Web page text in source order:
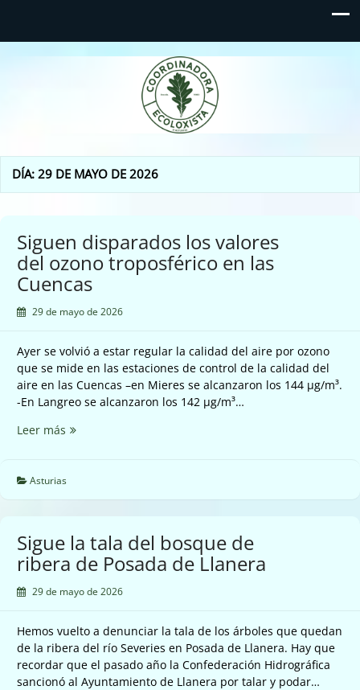
Coordinadora Ecoloxista
d'Asturies
DÍA:29 DE MAYO DE 2026
Siguen disparados los valores
del ozono troposférico en las
Cuencas
29 de mayo de 2026
Ayer se volvió a estar regular la calidad del aire por ozono
que se mide en las estaciones de control de la calidad del
aire en las Cuencas –en Mieres se alcanzaron los 144 µg/m³.
-En Langreo se alcanzaron los 142 µg/m³…
Leer más Siguen
valores
del
en
las
Asturias
Sigue la tala del bosque de
ribera de Posada de Llanera
29 de mayo de 2026
Hemos vuelto a denunciar la tala de los árboles que quedan
de la ribera del río Severies en Posada de Llanera. Hay que
recordar que el pasado año la Confederación Hidrográfica
sancionó al Ayuntamiento de Llanera por talar y podar…